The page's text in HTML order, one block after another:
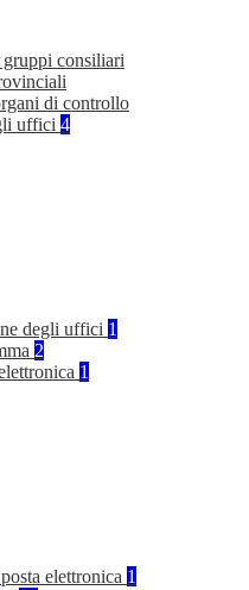
consiliari
di controllo
uffici 4
degli uffici 1
2
1
elettronica 1